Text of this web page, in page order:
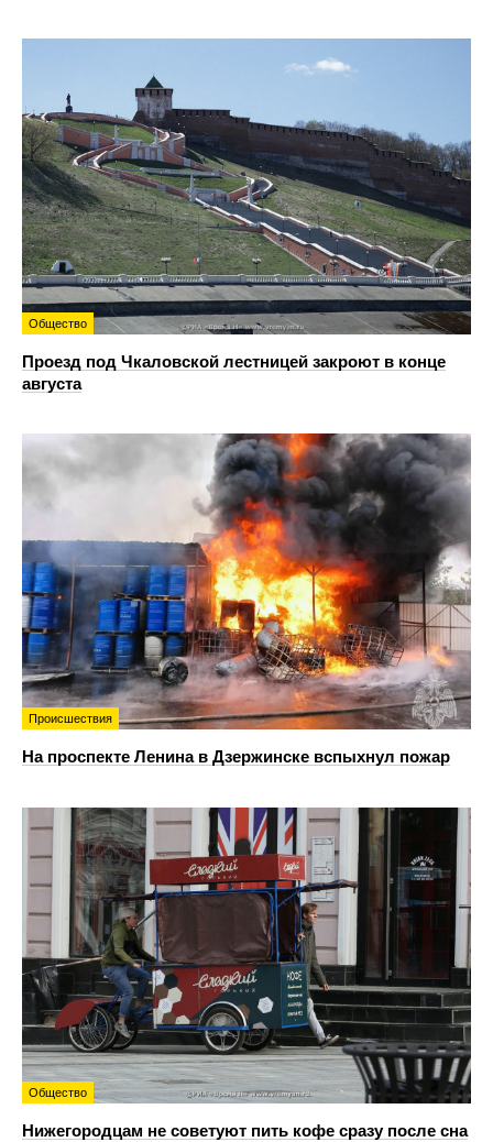
Общество
Проезд под Чкаловской лестницей закроют в конце
августа
Происшествия
На проспекте Ленина в Дзержинске вспыхнул пожар
Общество
Нижегородцам не советуют пить кофе сразу после сна